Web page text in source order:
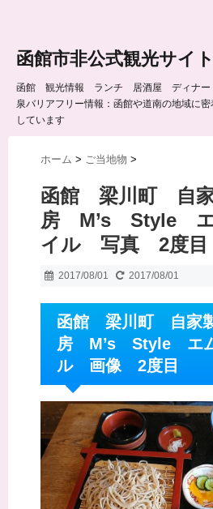
函館市非公式観光サイト
函館 観光情報 ランチ 居酒屋 ディナー
泉バリアフリー情報：函館や道南の地域に
しています
ホーム > ご当地物 >
函館 梁川町 自家
房 M’s Style
イル 写真 2度目
2017/08/01 2017/08/01
函館 梁川町 自家
房 M’s Style エ
ル 画像 2度目